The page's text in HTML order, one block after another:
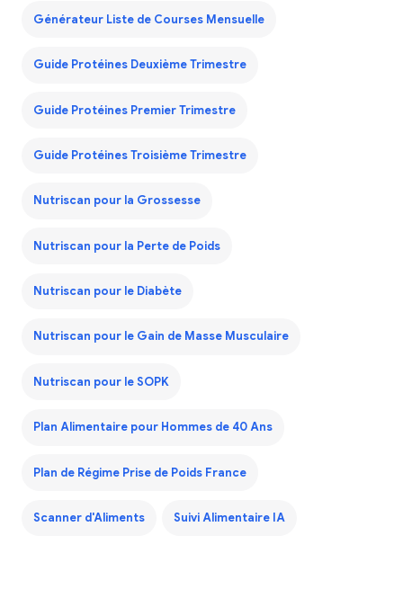
Générateur Liste de Courses Mensuelle
Guide Protéines Deuxième Trimestre
Guide Protéines Premier Trimestre
Guide Protéines Troisième Trimestre
Nutriscan pour la Grossesse
Nutriscan pour la Perte de Poids
Nutriscan pour le Diabète
Nutriscan pour le Gain de Masse Musculaire
Nutriscan pour le SOPK
Plan Alimentaire pour Hommes de 40 Ans
Plan de Régime Prise de Poids France
Scanner d'Aliments Suivi Alimentaire IA